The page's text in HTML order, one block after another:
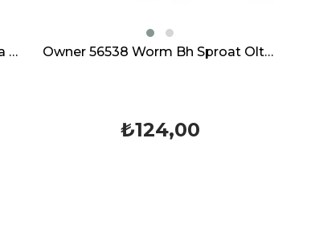
Owner 56538 Worm Bh Sproat Olta İğnesi Kancası
₺112,00